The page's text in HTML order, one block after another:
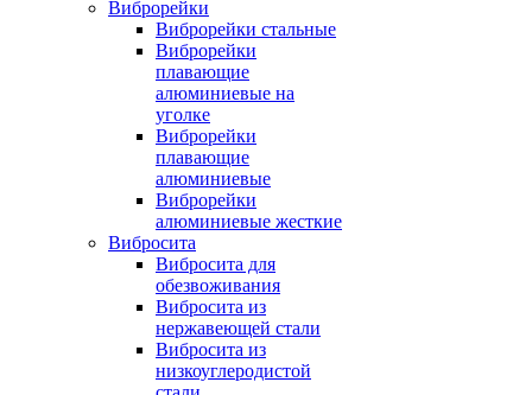
Виброрейки
Виброрейки стальные
Виброрейки
плавающие
алюминиевые на
уголке
Виброрейки
плавающие
алюминиевые
Виброрейки
алюминиевые жесткие
Вибросита
Вибросита для
обезвоживания
Вибросита из
нержавеющей стали
Вибросита из
низкоуглеродистой